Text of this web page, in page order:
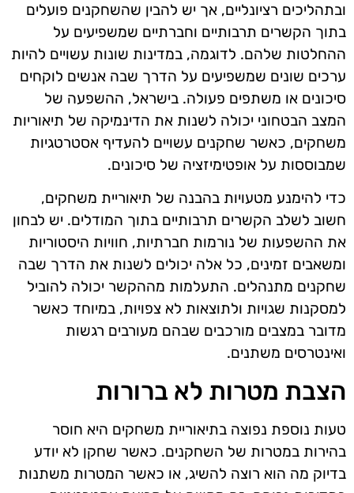
ובתהליכים רציונליים, אך יש להבין שהשחקנים פועלים
בתוך הקשרים תרבותיים וחברתיים שמשפיעים על
ההחלטות שלהם. לדוגמה, במדינות שונות עשויים להיות
ערכים שונים שמשפיעים על הדרך שבה אנשים לוקחים
סיכונים או משתפים פעולה. בישראל, ההשפעה של
המצב הבטחוני יכולה לשנות את הדינמיקה של תיאוריות
משחקים, כאשר שחקנים עשויים להעדיף אסטרטגיות
שמבוססות על אופטימיזציה של סיכונים.
כדי להימנע מטעויות בהבנה של תיאוריית משחקים,
חשוב לשלב הקשרים תרבותיים בתוך המודלים. יש לבחון
את ההשפעות של נורמות חברתיות, חוויות היסטוריות
ומשאבים זמינים, כל אלה יכולים לשנות את הדרך שבה
שחקנים מתנהלים. התעלמות מההקשר יכולה להוביל
למסקנות שגויות ולתוצאות לא צפויות, במיוחד כאשר
מדובר במצבים מורכבים שבהם מעורבים רגשות
ואינטרסים משתנים.
הצבת מטרות לא ברורות
טעות נוספת נפוצה בתיאוריית משחקים היא חוסר
בהירות במטרות של השחקנים. כאשר שחקן לא יודע
בדיוק מה הוא רוצה להשיג, או כאשר המטרות משתנות